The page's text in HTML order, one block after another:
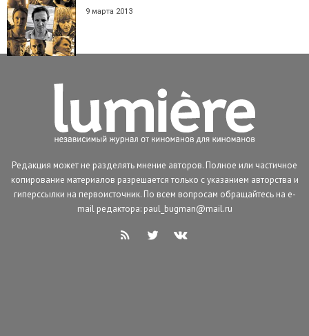
9 марта 2013
Редакция может не разделять мнение авторов. Полное или частичное
копирование материалов разрешается только с указанием авторства и
гиперссылки на первоисточник. По всем вопросам обращайтесь на e-
mail редактора: paul_bugman@mail.ru